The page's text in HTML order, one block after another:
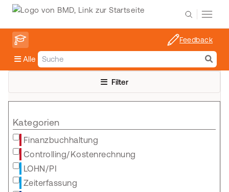
Alle
Feedback
Filter
Kategorien
Finanzbuchhaltung
Controlling/Kostenrechnung
LOHN/PI
Zeiterfassung